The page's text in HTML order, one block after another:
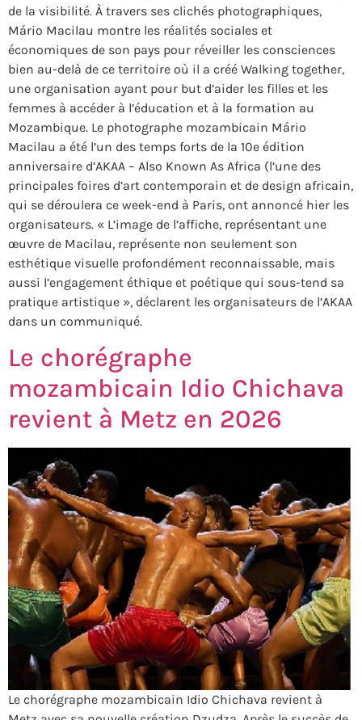
de la visibilité. À travers ses clichés photographiques,
Mário Macilau montre les réalités sociales et
économiques de son pays pour réveiller les consciences
bien au-delà de ce territoire où il a créé Walking together,
une organisation ayant pour but d’aider les filles et les
femmes à accéder à l’éducation et à la formation au
Mozambique. Le photographe mozambicain Mário
Macilau a été l’un des temps forts de la 10e édition
anniversaire d’AKAA – Also Known As Africa (l’une des
principales foires d’art contemporain et de design africain,
qui se déroulera ce week-end à Paris, ont annoncé hier les
organisateurs. « L’image de l’affiche, représentant une
œuvre de Macilau, représente non seulement son
esthétique visuelle profondément reconnaissable, mais
aussi l’engagement éthique et poétique qui sous-tend sa
pratique artistique », déclarent les organisateurs de l’AKAA
dans un communiqué.
Le chorégraphe
mozambicain Idio Chichava
revient à Metz en 2026
Le chorégraphe mozambicain Idio Chichava revient à